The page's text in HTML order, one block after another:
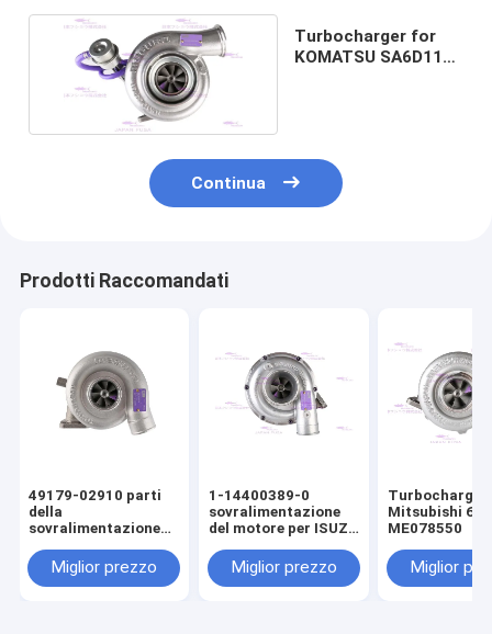
Turbocharger for
KOMATSU SA6D114
Continua
Prodotti Raccomandati
49179-02910 parti
della
sovralimentazione
Mitsubishi C6.4
E320D
Miglior prezzo
1-14400389-0
sovralimentazione
del motore per ISUZU
Miglior prezzo
Turbocharger
Mitsubishi
ME078550
Miglior